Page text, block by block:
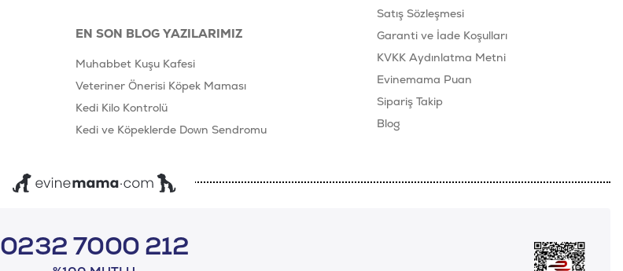
EN SON BLOG YAZILARIMIZ
Muhabbet Kuşu Kafesi
Veteriner Önerisi Köpek Maması
Kedi Kilo Kontrolü
Kedi ve Köpeklerde Down Sendromu
Satış Sözleşmesi
Garanti ve İade Koşulları
KVKK Aydınlatma Metni
Evinemama Puan
Sipariş Takip
Blog
0232 7000 212